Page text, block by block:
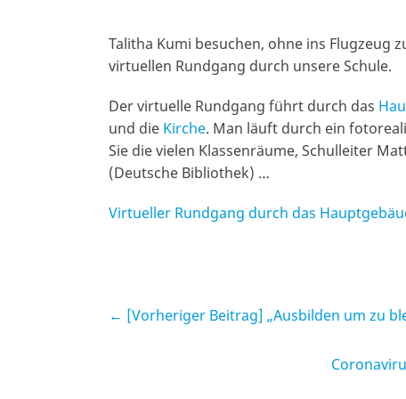
Talitha Kumi besuchen, ohne ins Flugzeug
virtuellen Rundgang durch unsere Schule.
Der virtuelle Rundgang führt durch das
und die Kirche. Man läuft durch ein
Sie die vielen Klassenräume, Schulleiter
(Deutsche Bibliothek) …
Virtueller Rundgang durch das
← [Vorheriger Beitrag] „Ausbilden um zu